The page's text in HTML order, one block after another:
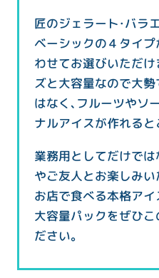
匠のジェラート・バラ
ベーシックの４タイ
わせてお選びいただ
ズと大容量なので大
はなく、フルーツやソ
ナルアイスが作れると
業務用としてだけでは
やご友人とお楽しみい
お店で食べる本格ア
大容量パックをぜひ
ださい。